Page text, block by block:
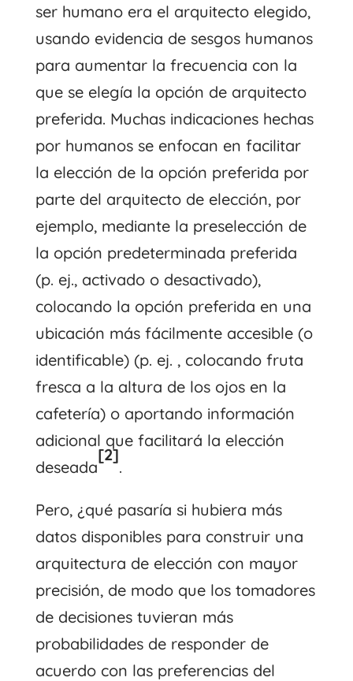
ser humano era el arquitecto elegido,
usando evidencia de sesgos humanos
para aumentar la frecuencia con la
que se elegía la opción de arquitecto
preferida. Muchas indicaciones hechas
por humanos se enfocan en facilitar
la elección de la opción preferida por
parte del arquitecto de elección, por
ejemplo, mediante la preselección de
la opción predeterminada preferida
(p. ej., activado o desactivado),
colocando la opción preferida en una
ubicación más fácilmente accesible (o
identificable) (p. ej. , colocando fruta
fresca a la altura de los ojos en la
cafetería) o aportando información
adicional que facilitará la elección
deseada
[2]
.
Pero, ¿qué pasaría si hubiera más
datos disponibles para construir una
arquitectura de elección con mayor
precisión, de modo que los tomadores
de decisiones tuvieran más
probabilidades de responder de
acuerdo con las preferencias del